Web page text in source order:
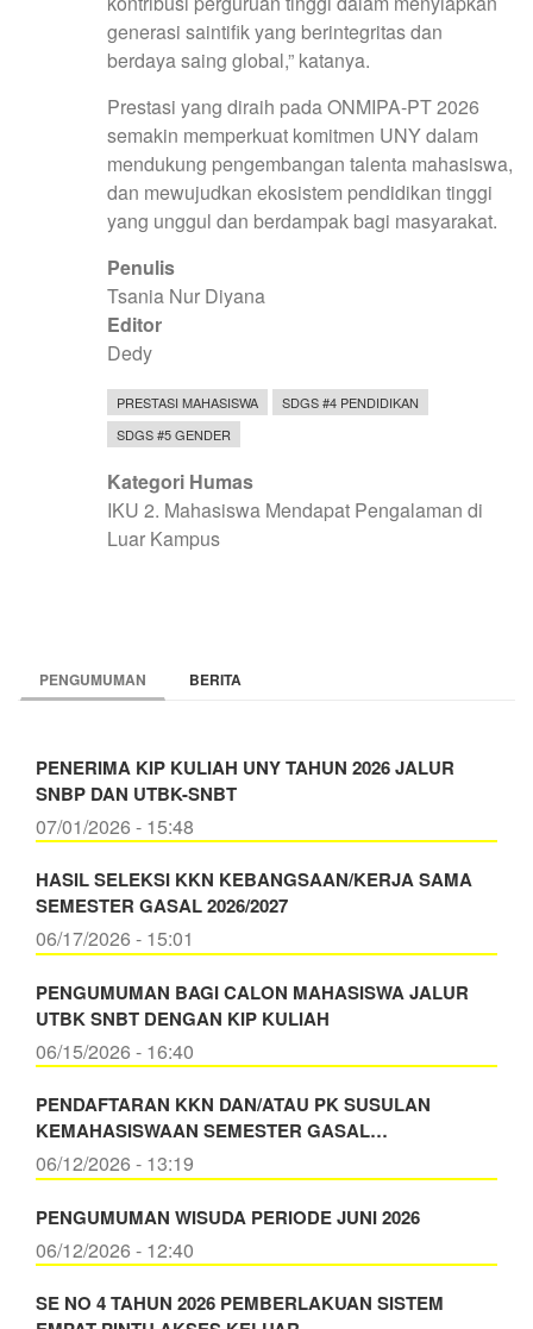
generasi saintifik yang berintegritas dan
berdaya saing global,” katanya.
Prestasi yang diraih pada ONMIPA-PT 2026
semakin memperkuat komitmen UNY dalam
mendukung pengembangan talenta mahasiswa,
dan mewujudkan ekosistem pendidikan tinggi
yang unggul dan berdampak bagi masyarakat.
Penulis
Tsania Nur Diyana
Editor
Dedy
PRESTASI MAHASISWA
SDGS #4 PENDIDIKAN
SDGS #5 GENDER
Kategori Humas
IKU 2. Mahasiswa Mendapat Pengalaman di
Luar Kampus
PENGUMUMAN BERITA
PENERIMA KIP KULIAH UNY TAHUN 2026 JALUR
SNBP DAN UTBK-SNBT
07/01/2026 - 15:48
HASIL SELEKSI KKN KEBANGSAAN/KERJA SAMA
SEMESTER GASAL 2026/2027
06/17/2026 - 15:01
PENGUMUMAN BAGI CALON MAHASISWA JALUR
UTBK SNBT DENGAN KIP KULIAH
06/15/2026 - 16:40
PENDAFTARAN KKN DAN/ATAU PK SUSULAN
KEMAHASISWAAN SEMESTER GASAL…
06/12/2026 - 13:19
PENGUMUMAN WISUDA PERIODE JUNI 2026
06/12/2026 - 12:40
SE NO 4 TAHUN 2026 PEMBERLAKUAN SISTEM